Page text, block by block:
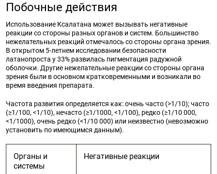
Побочные действия
Использование Ксалатана может вызывать негативные
реакции со стороны разных органов и систем. Большинство
нежелательных реакций отмечалось со стороны органа зрения.
В открытом 5-летнем исследовании безопасности
латанопроста у 33% развилась пигментация радужной
оболочки. Другие нежелательные реакции со стороны органа
зрения были в основном кратковременными и возникали во
время введения препарата.
Частота развития определяется как: очень часто (>1/10); часто
(≥1/100, <1/10), нечасто (≥1/1000, <1/100), редко (≥1/10 000,
<1/1000), очень редко (<1/10 000) или неизвестно (невозможно
установить по имеющимся данным).
Органы и
системы
Негативные реакции